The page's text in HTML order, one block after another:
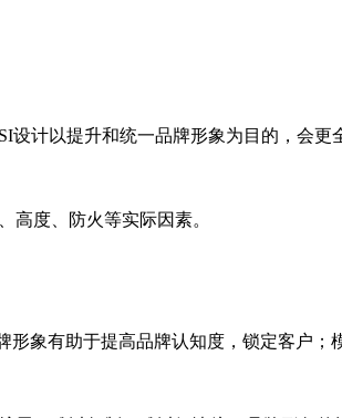
以提升和统一品牌形象为目的，会更
度、防火等实际因素。
有助于提高品牌认知度，锁定客户；